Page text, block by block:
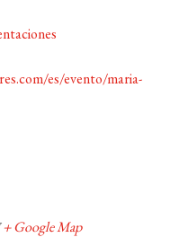
es/evento/maria-
+ Google Map